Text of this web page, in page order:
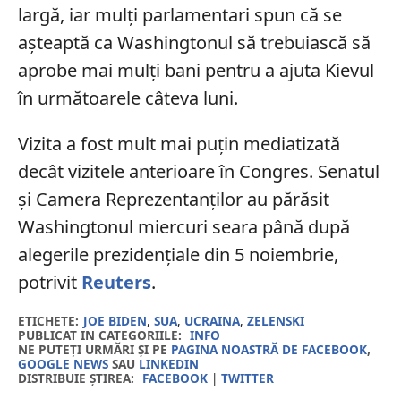
largă, iar mulți parlamentari spun că se
așteaptă ca Washingtonul să trebuiască să
aprobe mai mulți bani pentru a ajuta Kievul
în următoarele câteva luni.
Vizita a fost mult mai puțin mediatizată
decât vizitele anterioare în Congres. Senatul
și Camera Reprezentanților au părăsit
Washingtonul miercuri seara până după
alegerile prezidențiale din 5 noiembrie,
potrivit Reuters.
ETICHETE: JOE BIDEN, SUA, UCRAINA, ZELENSKI
PUBLICAT IN CATEGORIILE: INFO
NE PUTEȚI URMĂRI ȘI PE PAGINA NOASTRĂ DE FACEBOOK,
GOOGLE NEWSSAU LINKEDIN
DISTRIBUIE ȘTIREA: FACEBOOK| TWITTER